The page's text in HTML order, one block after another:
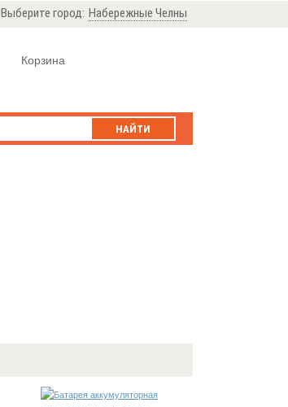
Выберите город: Набережные Челны
Корзина
НАЙТИ